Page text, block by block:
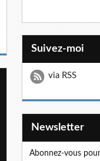
Suivez-moi
via RSS
Newsletter
Abonnez-vous